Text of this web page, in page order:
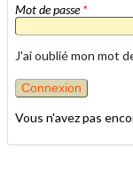
Mot de passe*
J'ai oublié mon mot
Vous n'avez pas